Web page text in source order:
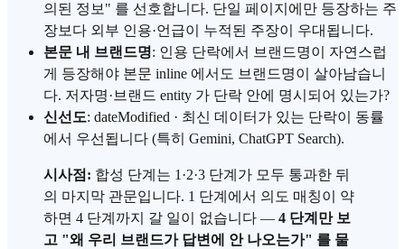
의된 정보" 를 선호합니다. 단일 페이지에만 등장하는 주
장보다 외부 인용·언급이 누적된 주장이 우대됩니다.
본문 내 브랜드명: 인용 단락에서 브랜드명이 자연스럽
게 등장해야 본문 inline 에서도 브랜드명이 살아남습니
다. 저자명·브랜드 entity 가 단락 안에 명시되어 있는가?
신선도: dateModified · 최신 데이터가 있는 단락이 동률
에서 우선됩니다 (특히 Gemini, ChatGPT Search).
시사점: 합성 단계는 1·2·3 단계가 모두 통과한 뒤
의 마지막 관문입니다. 1 단계에서 의도 매칭이 약
하면 4 단계까지 갈 일이 없습니다 — 4 단계만 보
고 "왜 우리 브랜드가 답변에 안 나오는가" 를 물